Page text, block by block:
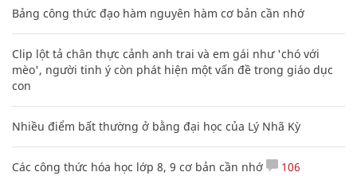
Bảng công thức đạo hàm nguyên hàm cơ bản cần nhớ
Clip lột tả chân thực cảnh anh trai và em gái như 'chó với
mèo', người tinh ý còn phát hiện một vấn đề trong giáo dục
con
Nhiều điểm bất thường ở bằng đại học của Lý Nhã Kỳ
Các công thức hóa học lớp 8, 9 cơ bản cần nhớ 106